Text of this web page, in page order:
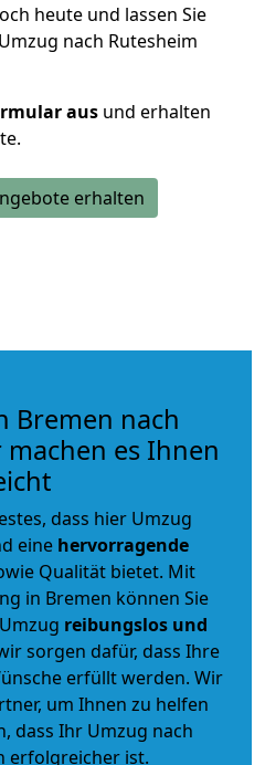
heute und lassen Sie
nach Rutesheim
aus und erhalten
erhalten
Bremen nach
es Ihnen
dass hier Umzug
eine hervorragende
Qualität bietet. Mit
in Bremen können Sie
reibungslos und
sorgen dafür, dass Ihre
erfüllt werden. Wir
um Ihnen zu helfen
dass Ihr Umzug nach
erfolgreicher ist.